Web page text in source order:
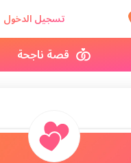
تسجيل الدخول
قصة ناجحة